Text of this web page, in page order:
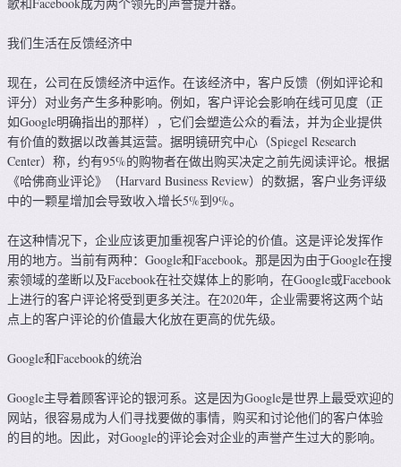
我们生活在反馈经济中
现在，公司在反馈经济中运作。在该经济中，客户反馈（例如评论和
评分）对业务产生多种影响。例如，客户评论会影响在线可见度（正
如Google明确指出的那样），它们会塑造公众的看法，并为企业提供
有价值的数据以改善其运营。据明镜研究中心（Spiegel Research
Center）称，约有95%的购物者在做出购买决定之前先阅读评论。根据
《哈佛商业评论》（Harvard Business Review）的数据，客户业务评级
中的一颗星增加会导致收入增长5%到9%。
在这种情况下，企业应该更加重视客户评论的价值。这是评论发挥作
用的地方。当前有两种：Google和Facebook。那是因为由于Google在搜
索领域的垄断以及Facebook在社交媒体上的影响，在Google或Facebook
上进行的客户评论将受到更多关注。在2020年，企业需要将这两个站
点上的客户评论的价值最大化放在更高的优先级。
Google和Facebook的统治
Google主导着顾客评论的银河系。这是因为Google是世界上最受欢迎的
网站，很容易成为人们寻找要做的事情，购买和讨论他们的客户体验
的目的地。因此，对Google的评论会对企业的声誉产生过大的影响。